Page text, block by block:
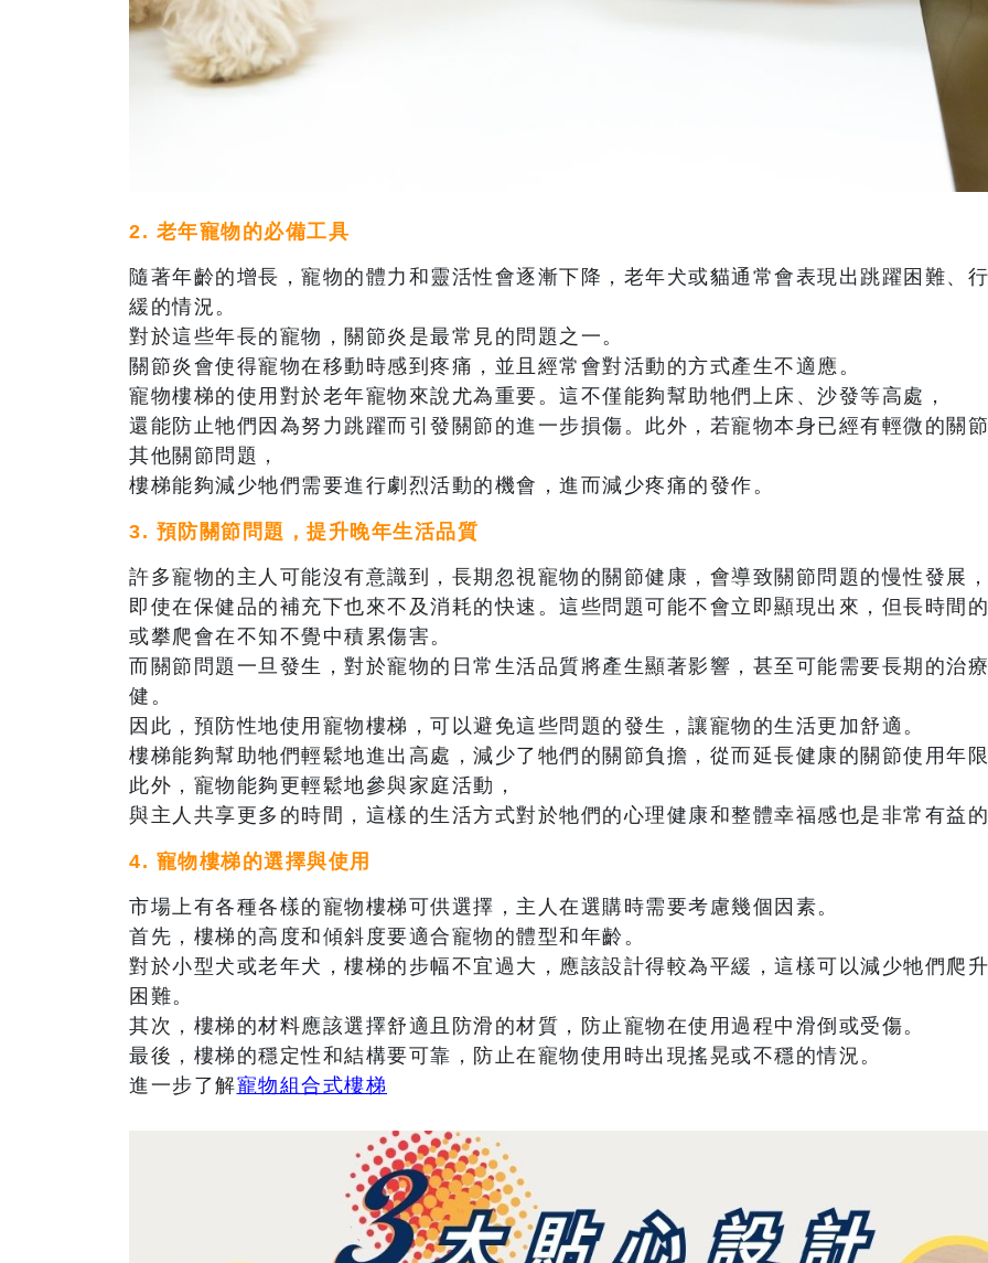
2. 老年寵物的必備工具
隨著年齡的增長，寵物的體力和靈活性會逐漸下降，老年犬或貓通常會表現出跳躍困難、
緩的情況。
對於這些年長的寵物，關節炎是最常見的問題之一。
關節炎會使得寵物在移動時感到疼痛，並且經常會對活動的方式產生不適應。
寵物樓梯的使用對於老年寵物來說尤為重要。這不僅能夠幫助牠們上床、沙發等高處，
還能防止牠們因為努力跳躍而引發關節的進一步損傷。此外，若寵物本身已經有輕微的關
其他關節問題，
樓梯能夠減少牠們需要進行劇烈活動的機會，進而減少疼痛的發作。
3. 預防關節問題，提升晚年生活品質
許多寵物的主人可能沒有意識到，長期忽視寵物的關節健康，會導致關節問題的慢性發展，
即使在保健品的補充下也來不及消耗的快速。這些問題可能不會立即顯現出來，但長時間
或攀爬會在不知不覺中積累傷害。
而關節問題一旦發生，對於寵物的日常生活品質將產生顯著影響，甚至可能需要長期的治
健。
因此，預防性地使用寵物樓梯，可以避免這些問題的發生，讓寵物的生活更加舒適。
樓梯能夠幫助牠們輕鬆地進出高處，減少了牠們的關節負擔，從而延長健康的關節使用年
此外，寵物能夠更輕鬆地參與家庭活動，
與主人共享更多的時間，這樣的生活方式對於牠們的心理健康和整體幸福感也是非常有益
4. 寵物樓梯的選擇與使用
市場上有各種各樣的寵物樓梯可供選擇，主人在選購時需要考慮幾個因素。
首先，樓梯的高度和傾斜度要適合寵物的體型和年齡。
對於小型犬或老年犬，樓梯的步幅不宜過大，應該設計得較為平緩，這樣可以減少牠們爬
困難。
其次，樓梯的材料應該選擇舒適且防滑的材質，防止寵物在使用過程中滑倒或受傷。
最後，樓梯的穩定性和結構要可靠，防止在寵物使用時出現搖晃或不穩的情況。
進一步了解寵物組合式樓梯